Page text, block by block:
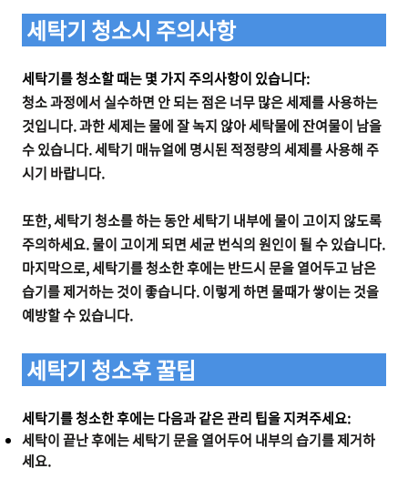
세탁기 청소시 주의사항
세탁기를 청소할 때는 몇 가지 주의사항이 있습니다:
청소 과정에서 실수하면 안 되는 점은 너무 많은 세제를 사용하는
것입니다. 과한 세제는 물에 잘 녹지 않아 세탁물에 잔여물이 남을
수 있습니다. 세탁기 매뉴얼에 명시된 적정량의 세제를 사용해 주
시기 바랍니다.
또한, 세탁기 청소를 하는 동안 세탁기 내부에 물이 고이지 않도록
주의하세요. 물이 고이게 되면 세균 번식의 원인이 될 수 있습니다.
마지막으로, 세탁기를 청소한 후에는 반드시 문을 열어두고 남은
습기를 제거하는 것이 좋습니다. 이렇게 하면 물때가 쌓이는 것을
예방할 수 있습니다.
세탁기 청소후 꿀팁
세탁기를 청소한 후에는 다음과 같은 관리 팁을 지켜주세요:
세탁이 끝난 후에는 세탁기 문을 열어두어 내부의 습기를 제거하
세요.